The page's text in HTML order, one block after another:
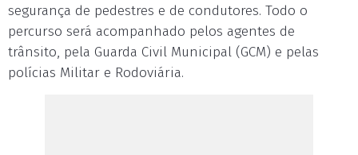
segurança de pedestres e de condutores. Todo o
percurso será acompanhado pelos agentes de
trânsito, pela Guarda Civil Municipal (GCM) e pelas
polícias Militar e Rodoviária.